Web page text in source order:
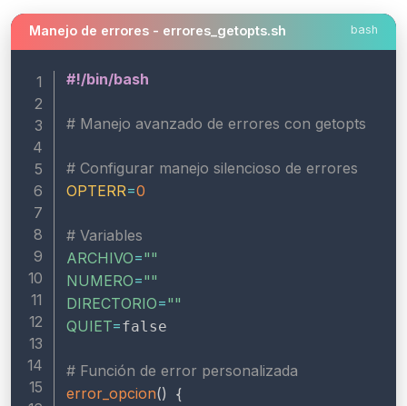
Manejo de errores - errores_getopts.sh bash
#!/bin/bash
# Manejo avanzado de errores con getopts
# Configurar manejo silencioso de errores
OPTERR=0
# Variables
ARCHIVO=""
NUMERO=""
DIRECTORIO=""
QUIET=false
# Función de error personalizada
error_opcion() {